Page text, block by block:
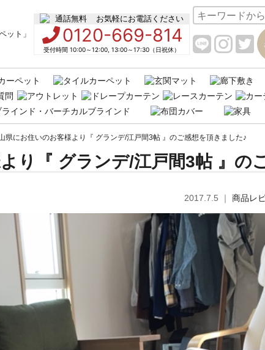
お気軽にお電話ください
0120-669-814
受付時間 10:00～12:00, 13:00～17:30（日祝休）
県にお住いのお客様より『 グランデ/江戸間3帖 』のご感想を頂きました♪
り『 グランデ/江戸間3帖 』の
2017.7.5 ｜ 商品レ